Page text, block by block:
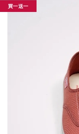
買一送一